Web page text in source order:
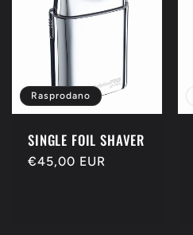
Rasprodano
SINGLE FOIL SHAVER
Redovna
€45,00 EUR